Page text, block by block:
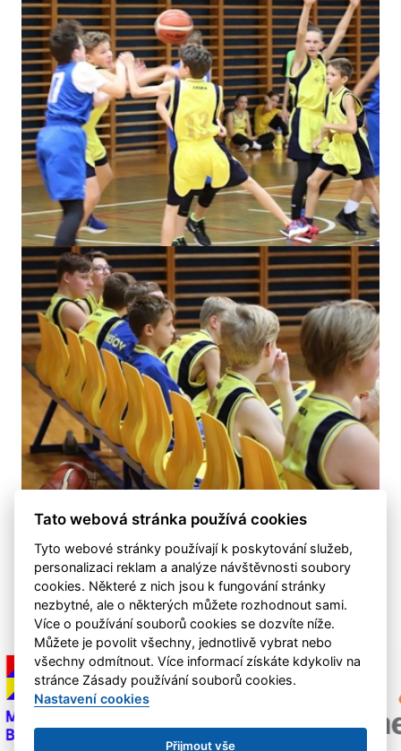
Další fotografie
Tato webová stránka používá cookies
Tyto webové stránky používají k poskytování služeb,
personalizaci reklam a analýze návštěvnosti soubory
cookies. Některé z nich jsou k fungování stránky
nezbytné, ale o některých můžete rozhodnout sami.
Více o používání souborů cookies se dozvíte níže.
Můžete je povolit všechny, jednotlivě vybrat nebo
všechny odmítnout. Více informací získáte kdykoliv na
stránce Zásady používání souborů cookies.
Nastavení cookies
Přijmout vše